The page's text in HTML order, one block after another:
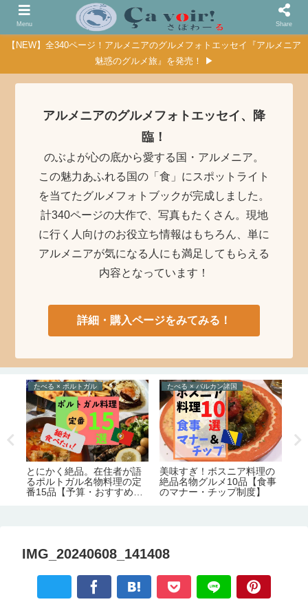
【NEW】全340ページ！アルメニアのグルメフォトエッセイ『アルメニア
魅惑のグルメ旅』を発売！ ▶
アルメニアのグルメフォトエッセイ、降
臨！
のぶよが心の底から愛する国・アルメニア。
この魅力あふれる国の「食」にスポットライト
を当てたグルメフォトブックが完成しました。
計340ページの大作で、写真もたくさん。現地
に行く人向けのお役立ち情報はもちろん、単に
アルメニアが気になる人にも満足してもらえる
内容となっています！
詳細・購入ページをみてみる！
たべる × ポルトガル
とにかく絶品。在住者が語
るポルトガル名物料理の定
番15品【予算・おすすめレ
たべる × バルカン諸国
美味すぎ！ボスニア料理の
絶品名物グルメ10品【食事
のマナー・チップ制度】
IMG_20240608_141408
Menu Share